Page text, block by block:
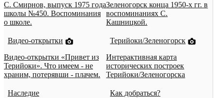
С. Смирнов, выпуск 1975 года
школы №450. Воспоминания
о школе.
Зеленогорск конца 1950-х гг. в
воспоминаниях С.
Кашницкой.
Видео-открытки
Видео-открытки «Привет из
Терийоки». Что имеем - не
храним, потерявши - плачем.
Терийоки/Зеленогорск
Интерактивная карта
исторических построек
Терийоки/Зеленогорска
Наследие
Как добраться?